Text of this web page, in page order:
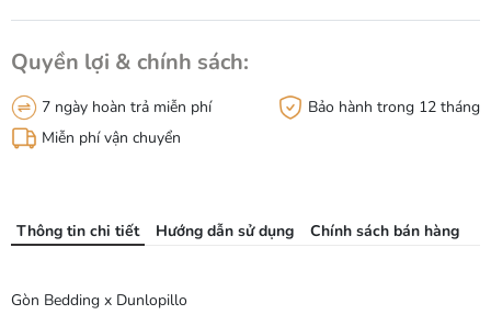
Quyền lợi & chính sách:
7 ngày hoàn trả miễn phí
Bảo hành trong 12 tháng
Miễn phí vận chuyển
Thông tin chi tiết Hướng dẫn sử dụng Chính sách bán hàng
Gòn Bedding x Dunlopillo